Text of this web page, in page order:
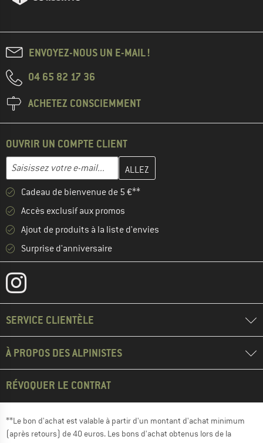
ENVOYEZ-NOUS UN E-MAIL !
04 65 82 17 36
ACHETEZ CONSCIEMMENT
OUVRIR UN COMPTE CLIENT
Adresse e-mail
Entrez votre adresse e-mail ici et créez votre compte client à la
Cadeau de bienvenue de 5 €**
Accès exclusif aux promos
Ajout de produits à la liste d'envies
Surprise d'anniversaire
SERVICE CLIENTÈLE
À PROPOS DES ALPINISTES
RÉVOQUER LE CONTRAT
**Le bon d'achat est valable à partir d'un montant d'achat minimum
(après retours) de 40 euros. Les bons d'achat obtenus lors de la